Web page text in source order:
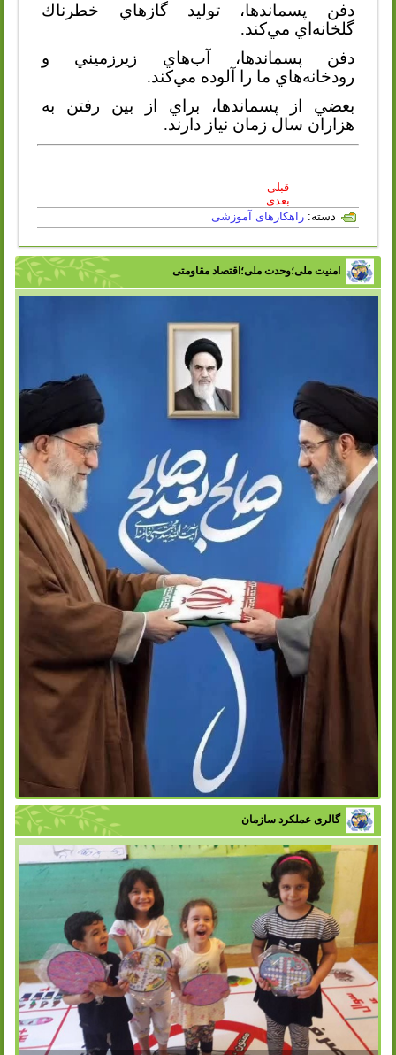
دفن پسماندها، توليد گازهاي خطرناك
گلخانه‌اي مي‌كند.
دفن پسماندها، آب‌هاي زيرزميني و
رودخانه‌هاي ما را آلوده مي‌كند.
بعضي از پسماندها، براي از بين رفتن به
هزاران سال زمان نياز دارند.
قبلی
بعدی
دسته:راهکارهای آموزشی
امنیت ملی؛وحدت ملی؛اقتصاد مقاومتی
گالری عملکرد سازمان